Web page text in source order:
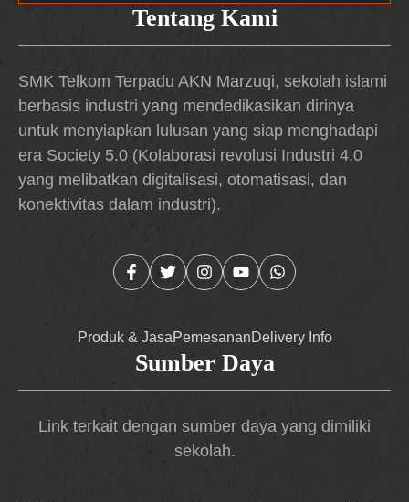
Tentang Kami
SMK Telkom Terpadu AKN Marzuqi, sekolah islami
berbasis industri yang mendedikasikan dirinya
untuk menyiapkan lulusan yang siap menghadapi
era Society 5.0 (Kolaborasi revolusi Industri 4.0
yang melibatkan digitalisasi, otomatisasi, dan
konektivitas dalam industri).
Produk & JasaPemesananDelivery Info
Sumber Daya
Link terkait dengan sumber daya yang dimiliki
sekolah.